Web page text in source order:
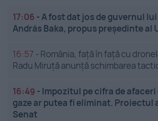
17:06 -A fost dat jos de guvernul
András Baka, propus președinte al
16:57 - România, față în față cu
Radu Miruță anunță schimbarea
16:49 - Impozitul pe cifra de
gaze ar putea fi eliminat. Proiectul
Senat